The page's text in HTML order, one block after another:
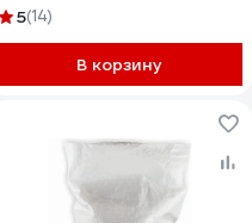
00005935
5(14)
В корзину